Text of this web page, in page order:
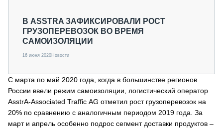
О ПРОЕКТЕ
В ASSTRA ЗАФИКСИРОВАЛИ РОСТ
ГРУЗОПЕРЕВОЗОК ВО ВРЕМЯ
САМОИЗОЛЯЦИИ
16 июня 2020Новости
С марта по май 2020 года, когда в большинстве регионов
России ввели режим самоизоляции, логистический оператор
AsstrA-Associated Traffic AG отметил рост грузоперевозок на
20% по сравнению с аналогичным периодом 2019 года. За
март и апрель особенно подрос сегмент доставки продуктов –